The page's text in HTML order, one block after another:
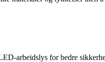
arbeidslys for bedre